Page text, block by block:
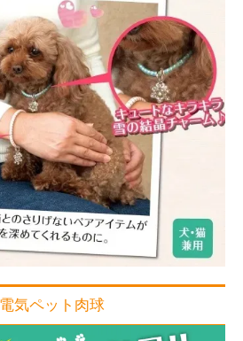
気ペット肉球